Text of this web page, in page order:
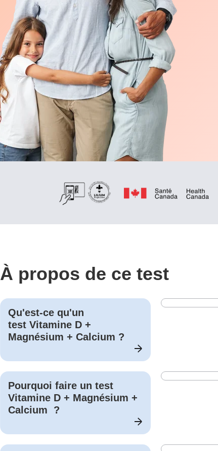
À propos de ce test
Qu'est-ce qu'un
test Vitamine D +
Magnésium + Calcium ?
Pourquoi faire un test
Vitamine D + Magnésium +
Calcium
?